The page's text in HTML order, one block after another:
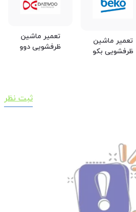
تعمیر ماشین
ظرفشویی بکو
تعمیر ماشین
ظرفشویی دوو
ثبت نظر